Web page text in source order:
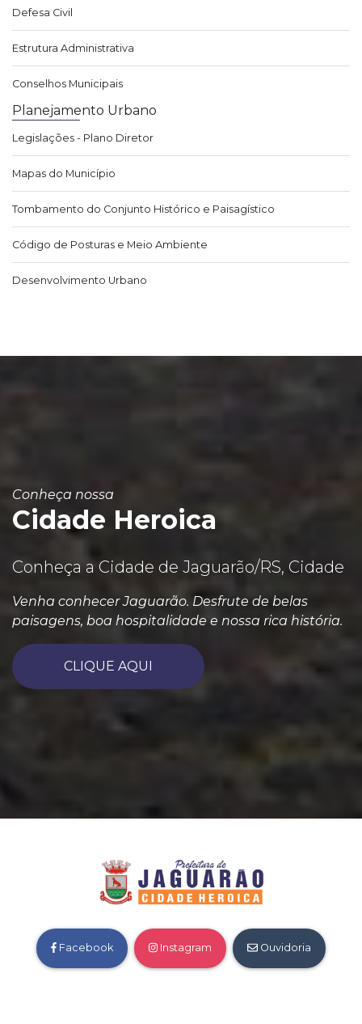
Defesa Civil
Estrutura Administrativa
Conselhos Municipais
Planejamento Urbano
Legislações - Plano Diretor
Mapas do Município
Tombamento do Conjunto Histórico e Paisagístico
Código de Posturas e Meio Ambiente
Desenvolvimento Urbano
Conheça nossa
Cidade Heroica
Conheça a Cidade de Jaguarão/RS, Cidade
Venha conhecer Jaguarão. Desfrute de belas
paisagens, boa hospitalidade e nossa rica história.
CLIQUE AQUI
Facebook Instagram Ouvidoria